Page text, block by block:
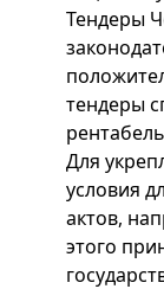
Тендеры
тендеры
Для
условия
актов,
этого